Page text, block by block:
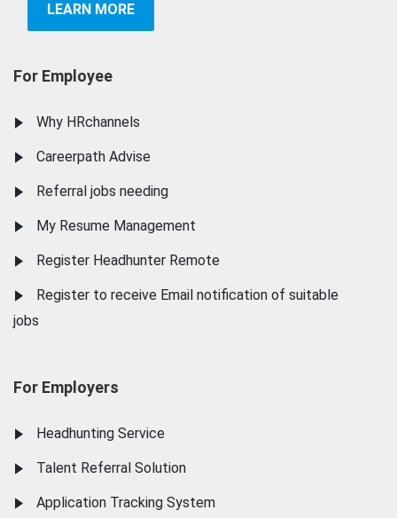
LEARN MORE
For Employee
Why HRchannels
Careerpath Advise
Referral jobs needing
My Resume Management
Register Headhunter Remote
Register to receive Email notification of suitable
jobs
For Employers
Headhunting Service
Talent Referral Solution
Application Tracking System